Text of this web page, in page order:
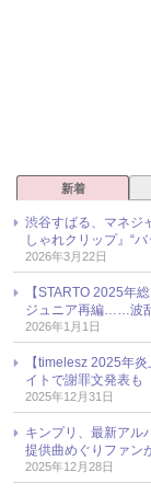
新着
渋谷すばる、マネジ
しゃれクリップ』“
2026年3月22日
【STARTO 2025年
ジュニア再編……波
2026年1月1日
【timelesz 2025年
イトで謝罪文発表も
2025年12月31日
キンプリ、最新ア
提供曲めぐりファン
2025年12月28日